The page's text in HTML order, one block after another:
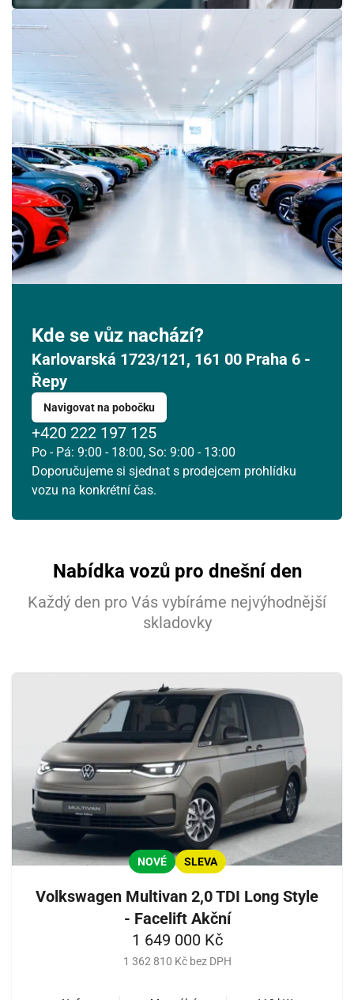
Kde se vůz nachází?
Karlovarská 1723/121, 161 00 Praha 6 -
Řepy
Navigovat na pobočku
+420 222 197 125
Po - Pá: 9:00 - 18:00, So: 9:00 - 13:00
Doporučujeme si sjednat s prodejcem prohlídku
vozu na konkrétní čas.
Nabídka vozů pro dnešní den
Každý den pro Vás vybíráme nejvýhodnější
skladovky
NOVÉ SLEVA
Volkswagen Multivan 2,0 TDI Long Style
- Facelift Akční
1 649 000 Kč
1 362 810 Kč bez DPH
NE
29 2
5 7 8
10 11 12 13 14
17 18 19 20 21 22 23
24 25 26 28 29 30
31 1 6